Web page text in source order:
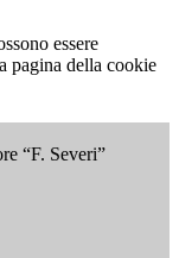
essere
pagina della cookie
“F. Severi”